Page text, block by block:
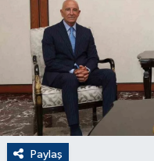
Paylaş
Dünya
EĞİTİM
EKONOMİ
English News